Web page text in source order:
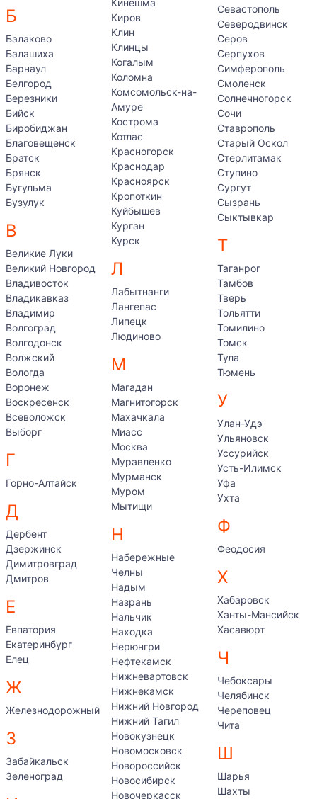
Б
Балаково
Балашиха
Барнаул
Белгород
Березники
Бийск
Биробиджан
Благовещенск
Братск
Брянск
Бугульма
Бузулук
В
Великие Луки
Великий Новгород
Владивосток
Владикавказ
Владимир
Волгоград
Волгодонск
Волжский
Вологда
Воронеж
Воскресенск
Всеволожск
Выборг
Г
Горно-Алтайск
Д
Дербент
Дзержинск
Димитровград
Дмитров
Е
Евпатория
Екатеринбург
Елец
Ж
Железнодорожный
З
Забайкальск
Зеленоград
Кинешма
Киров
Клин
Клинцы
Когалым
Коломна
Комсомольск-на-
Амуре
Кострома
Котлас
Красногорск
Краснодар
Красноярск
Кропоткин
Куйбышев
Курган
Курск
Л
Лабытнанги
Лангепас
Липецк
Людиново
М
Магадан
Магнитогорск
Махачкала
Миасс
Москва
Муравленко
Мурманск
Муром
Мытищи
Н
Набережные
Челны
Надым
Назрань
Нальчик
Находка
Нерюнгри
Нефтекамск
Нижневартовск
Нижнекамск
Нижний Новгород
Нижний Тагил
Новокузнецк
Новомосковск
Новороссийск
Новосибирск
Новочеркасск
Севастополь
Северодвинск
Серов
Серпухов
Симферополь
Смоленск
Солнечногорск
Сочи
Ставрополь
Старый Оскол
Стерлитамак
Ступино
Сургут
Сызрань
Сыктывкар
Т
Таганрог
Тамбов
Тверь
Тольятти
Томилино
Томск
Тула
Тюмень
У
Улан-Удэ
Ульяновск
Уссурийск
Усть-Илимск
Уфа
Ухта
Ф
Феодосия
Х
Хабаровск
Ханты-Мансийск
Хасавюрт
Ч
Чебоксары
Челябинск
Череповец
Чита
Ш
Шарья
Шахты